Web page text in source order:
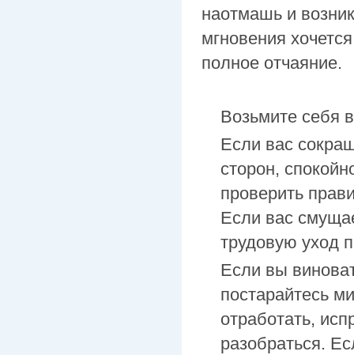
наотмашь и
мгновения
полное отчаяние.
Возьмите себя
Если вас
сторон,
проверить
Если вас
трудовую уход
Если вы
постарайтесь
отработать,
разобраться.